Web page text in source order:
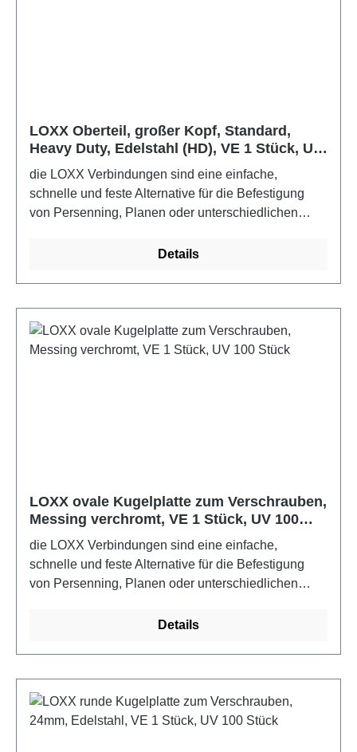
LOXX Oberteil, großer Kopf, Standard,
Heavy Duty, Edelstahl (HD), VE 1 Stück, UV
50 Stück
die LOXX Verbindungen sind eine einfache,
schnelle und feste Alternative für die Befestigung
von Persenning, Planen oder unterschiedlichen
Edelstahlausführungen verwendet werden.Farbe:
Details
LOXX ovale Kugelplatte zum Verschrauben,
Messing verchromt, VE 1 Stück, UV 100
Stück
die LOXX Verbindungen sind eine einfache,
schnelle und feste Alternative für die Befestigung
von Persenning, Planen oder unterschiedlichen
Edelstahlausführungen verwendet werden.Farbe:
Details